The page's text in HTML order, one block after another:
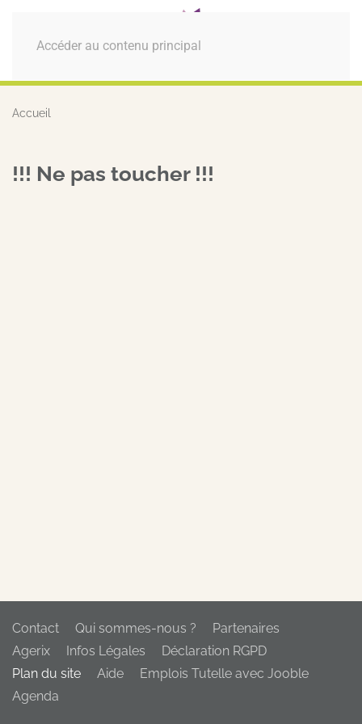
Accéder au contenu principal
MENU
Accueil
!!! Ne pas toucher !!!
Contact Qui sommes-nous ?
Partenaires
Agerix
Infos Légales
Déclaration RGPD
Plan du site
Aide
Emplois Tutelle avec Jooble
Agenda